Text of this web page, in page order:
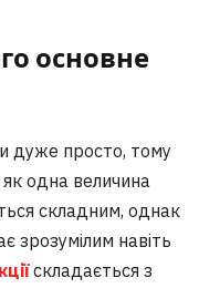
основне
дуже просто, тому
одна величина
складним, однак
зрозумілим навіть
складається з